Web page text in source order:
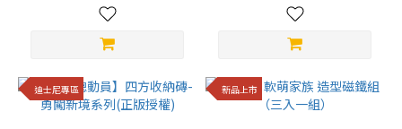
迪士尼專區 新品上市